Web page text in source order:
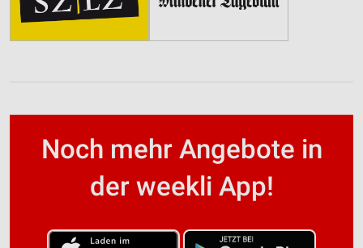
Noch mehr Angebote in
der weekli App!